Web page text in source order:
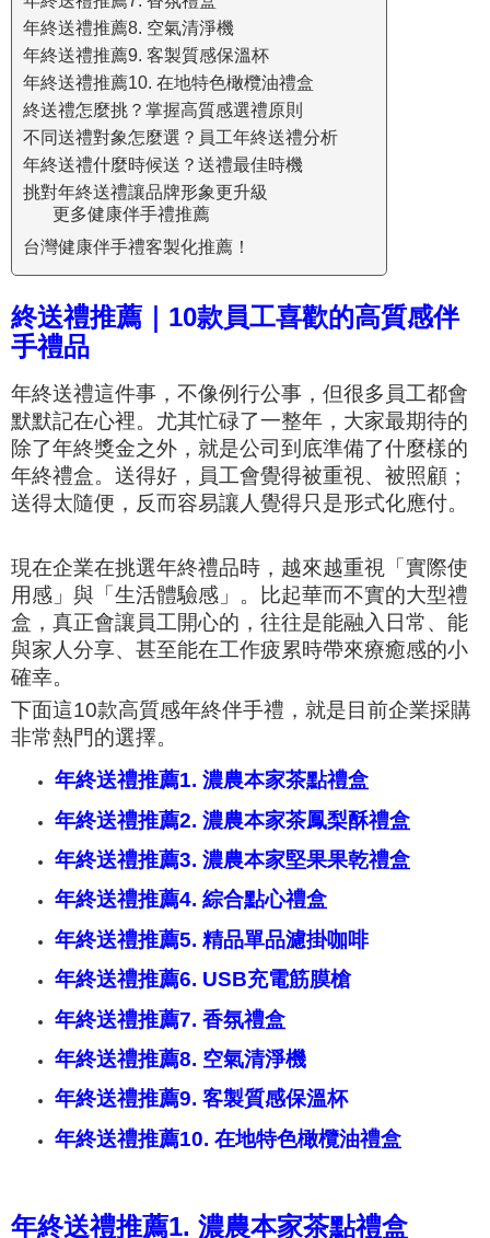
年終送禮推薦8. 空氣清淨機
年終送禮推薦9. 客製質感保溫杯
年終送禮推薦10. 在地特色橄欖油禮盒
終送禮怎麼挑？掌握高質感選禮原則
不同送禮對象怎麼選？員工年終送禮分析
年終送禮什麼時候送？送禮最佳時機
挑對年終送禮讓品牌形象更升級
更多健康伴手禮推薦
台灣健康伴手禮客製化推薦！
終送禮推薦｜10款員工喜歡的高質感伴
手禮品
年終送禮這件事，不像例行公事，但很多員工都會
默默記在心裡。尤其忙碌了一整年，大家最期待的
除了年終獎金之外，就是公司到底準備了什麼樣的
年終禮盒。送得好，員工會覺得被重視、被照顧；
送得太隨便，反而容易讓人覺得只是形式化應付。
現在企業在挑選年終禮品時，越來越重視「實際使
用感」與「生活體驗感」。比起華而不實的大型禮
盒，真正會讓員工開心的，往往是能融入日常、能
與家人分享、甚至能在工作疲累時帶來療癒感的小
確幸。
下面這10款高質感年終伴手禮，就是目前企業採購
非常熱門的選擇。
年終送禮推薦1. 濃農本家茶點禮盒
年終送禮推薦2. 濃農本家茶鳳梨酥禮盒
年終送禮推薦3. 濃農本家堅果果乾禮盒
年終送禮推薦4. 綜合點心禮盒
年終送禮推薦5. 精品單品濾掛咖啡
年終送禮推薦6. USB充電筋膜槍
年終送禮推薦7. 香氛禮盒
年終送禮推薦8. 空氣清淨機
年終送禮推薦9. 客製質感保溫杯
年終送禮推薦10. 在地特色橄欖油禮盒
年終送禮推薦1. 濃農本家茶點禮盒